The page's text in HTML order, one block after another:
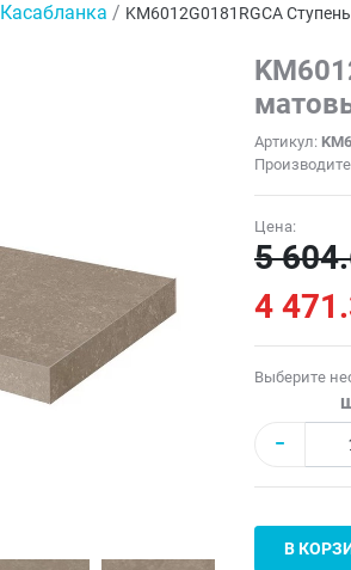
Касабланка / KM6012G0181RGCA
Артикул:
Цена:
5
4
Выберите
−
В